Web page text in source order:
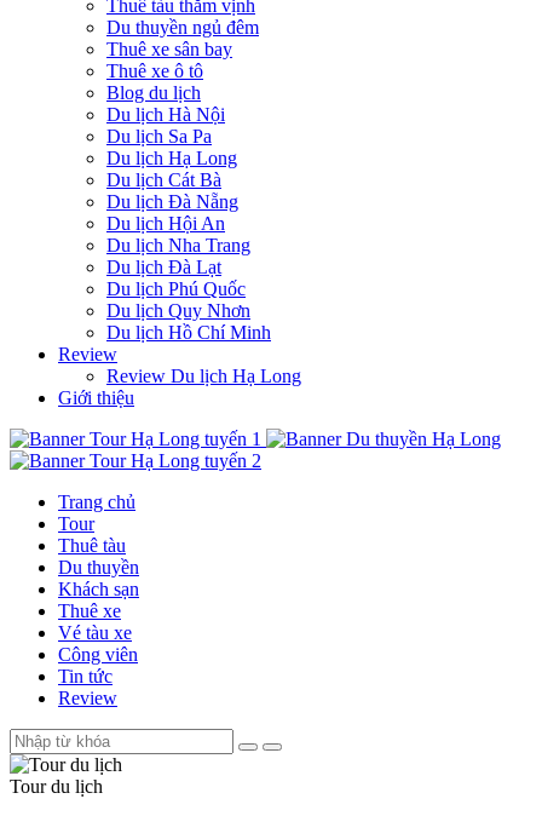
Thuê tàu thăm vịnh
Du thuyền ngủ đêm
Thuê xe sân bay
Thuê xe ô tô
Blog du lịch
Du lịch Hà Nội
Du lịch Sa Pa
Du lịch Hạ Long
Du lịch Cát Bà
Du lịch Đà Nẵng
Du lịch Hội An
Du lịch Nha Trang
Du lịch Đà Lạt
Du lịch Phú Quốc
Du lịch Quy Nhơn
Du lịch Hồ Chí Minh
Review
Review Du lịch Hạ Long
Giới thiệu
Trang chủ
Tour
Thuê tàu
Du thuyền
Khách sạn
Thuê xe
Vé tàu xe
Công viên
Tin tức
Review
Tour du lịch